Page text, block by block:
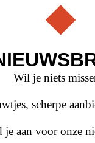
Wil je niets
scherpe
je aan voor onze